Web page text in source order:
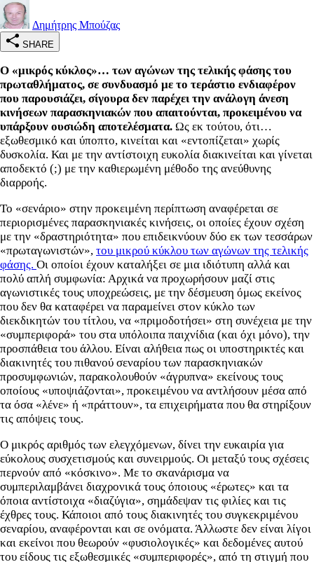
Δημήτρης Μπούζας
SHARE
Ο «μικρός κύκλος»… των αγώνων της τελικής φάσης του
πρωταθλήματος, σε συνδυασμό με το τεράστιο ενδιαφέρον
που παρουσιάζει, σίγουρα δεν παρέχει την ανάλογη άνεση
κινήσεων παρασκηνιακών που απαιτούνται, προκειμένου να
υπάρξουν ουσιώδη αποτελέσματα. Ως εκ τούτου, ότι…
εξωθεσμικό και ύποπτο, κινείται και «εντοπίζεται» χωρίς
δυσκολία. Και με την αντίστοιχη ευκολία διακινείται και γίνεται
αποδεκτό (;) με την καθιερωμένη μέθοδο της ανεύθυνης
διαρροής.
Το «σενάριο» στην προκειμένη περίπτωση αναφέρεται σε
περιορισμένες παρασκηνιακές κινήσεις, οι οποίες έχουν σχέση
με την «δραστηριότητα» που επιδεικνύουν δύο εκ των τεσσάρων
«πρωταγωνιστών», του μικρού κύκλου των αγώνων της τελικής
φάσης. Οι οποίοι έχουν καταλήξει σε μια ιδιότυπη αλλά και
πολύ απλή συμφωνία: Αρχικά να προχωρήσουν μαζί στις
αγωνιστικές τους υποχρεώσεις, με την δέσμευση όμως εκείνος
που δεν θα καταφέρει να παραμείνει στον κύκλο των
διεκδικητών του τίτλου, να «πριμοδοτήσει» στη συνέχεια με την
«συμπεριφορά» του στα υπόλοιπα παιχνίδια (και όχι μόνο), την
προσπάθεια του άλλου. Είναι αλήθεια πως οι υποστηρικτές και
διακινητές του πιθανού σεναρίου των παρασκηνιακών
προσυμφωνιών, παρακολουθούν «άγρυπνα» εκείνους τους
οποίους «υποψιάζονται», προκειμένου να αντλήσουν μέσα από
τα όσα «λένε» ή «πράττουν», τα επιχειρήματα που θα στηρίξουν
τις απόψεις τους.
Ο μικρός αριθμός των ελεγχόμενων, δίνει την ευκαιρία για
εύκολους συσχετισμούς και συνειρμούς. Οι μεταξύ τους σχέσεις
περνούν από «κόσκινο». Με το σκανάρισμα να
συμπεριλαμβάνει διαχρονικά τους όποιους «έρωτες» και τα
όποια αντίστοιχα «διαζύγια», σημάδεψαν τις φιλίες και τις
έχθρες τους. Κάποιοι από τους διακινητές του συγκεκριμένου
σεναρίου, αναφέρονται και σε ονόματα. Άλλωστε δεν είναι λίγοι
και εκείνοι που θεωρούν «φυσιολογικές» και δεδομένες αυτού
του είδους τις εξωθεσμικές «συμπεριφορές», από τη στιγμή που